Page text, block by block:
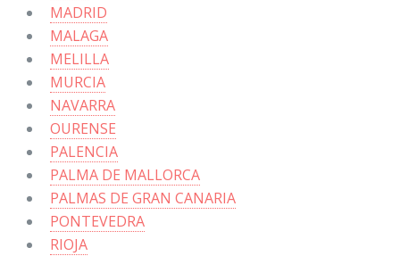
MADRID
MALAGA
MELILLA
MURCIA
NAVARRA
OURENSE
PALENCIA
PALMA DE MALLORCA
PALMAS DE GRAN CANARIA
PONTEVEDRA
RIOJA